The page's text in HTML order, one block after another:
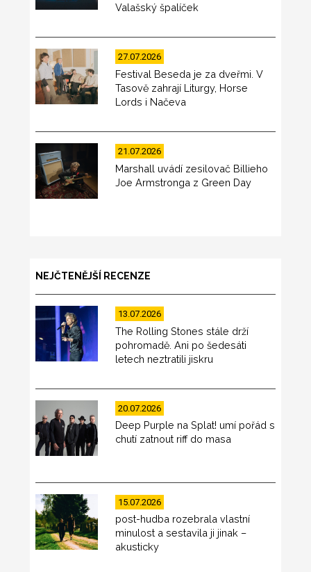
Valašský špalíček
27.07.2026
Festival Beseda je za dveřmi. V
Tasově zahrají Liturgy, Horse
Lords i Načeva
21.07.2026
Marshall uvádí zesilovač Billieho
Joe Armstronga z Green Day
NEJČTENĚJŠÍ RECENZE
13.07.2026
The Rolling Stones stále drží
pohromadě. Ani po šedesáti
letech neztratili jiskru
20.07.2026
Deep Purple na Splat! umí pořád s
chutí zatnout riff do masa
15.07.2026
post-hudba rozebrala vlastní
minulost a sestavila ji jinak –
akusticky